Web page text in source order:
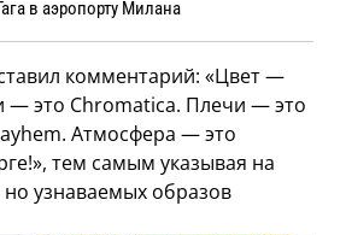
в аэропорту Милана
комментарий: «Цвет —
— это Chromatica. Плечи — это
Атмосфера — это
тем самым указывая на
узнаваемых образов